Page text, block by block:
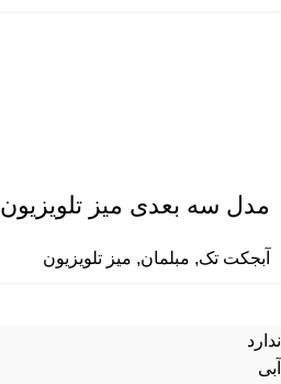
مدل سه بعدی میز تلویزیون 0079
آبجکت تک, مبلمان, میز تلویزیون
ندارد
آبی